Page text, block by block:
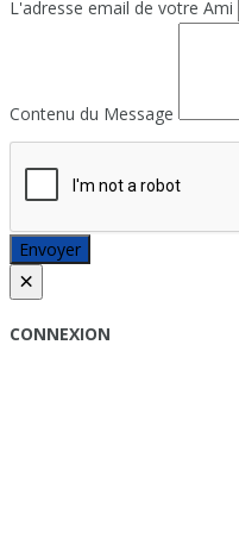
L'adresse email de votre Ami
Contenu du Message
Envoyer
×
CONNEXION